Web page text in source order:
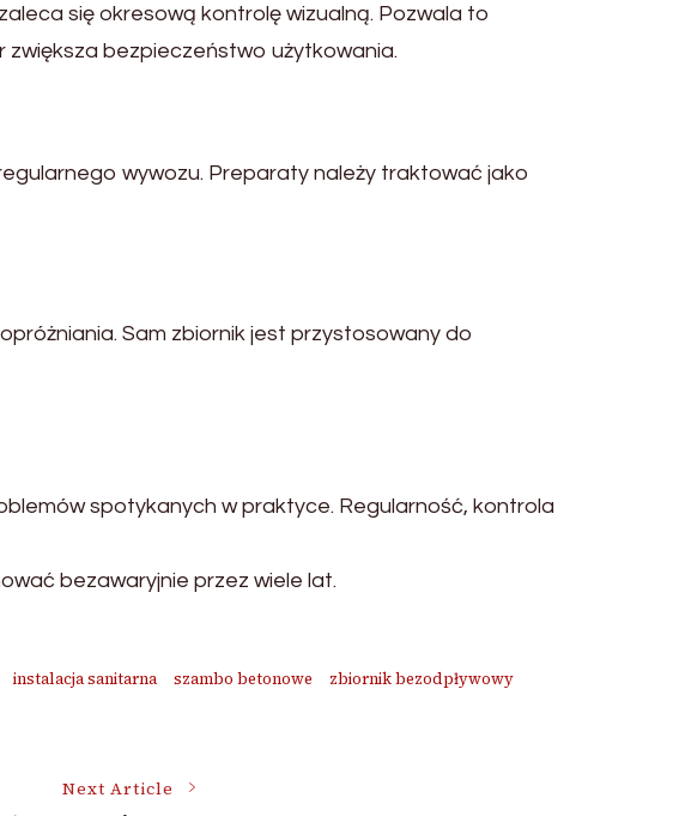
się okresową kontrolę wizualną. Pozwala to
zwiększa bezpieczeństwo użytkowania.
wywozu. Preparaty należy traktować jako
Sam zbiornik jest przystosowany do
spotykanych w praktyce. Regularność, kontrola
bezawaryjnie przez wiele lat.
instalacja sanitarna szambo betonowe zbiornik bezodpływowy
Next Article